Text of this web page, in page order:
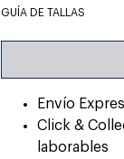
GUÍA DE TALLAS
Envío
Click &
laborables